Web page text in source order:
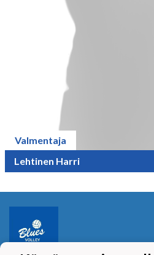
Valmentaja
Lehtinen Harri